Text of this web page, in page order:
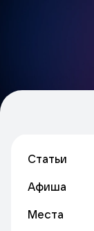
Статьи
Афиша
Места